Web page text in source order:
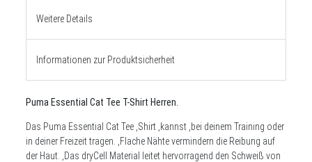
Weitere Details
Informationen zur Produktsicherheit
Puma Essential Cat Tee T-Shirt Herren.
Das Puma Essential Cat Tee , Shirt ,kannst ,bei deinem Training oder
in deiner Freizeit tragen. ,Flache Nähte vermindern die Reibung auf
der Haut. ,Das dryCell Material leitet hervorragend den Schweiß von